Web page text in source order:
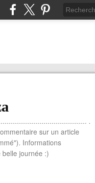
.
sur un article
Informations
journée :)